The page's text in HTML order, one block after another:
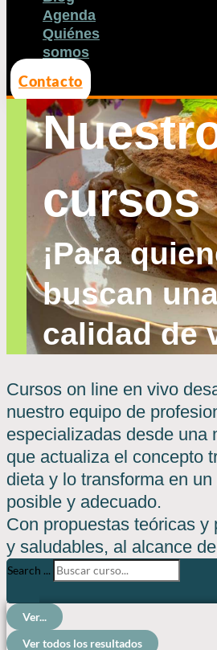
Agenda
Quiénes
somos
Contacto
cursos
¡Para
buscan
calidad de
Cursos on line en vivo
nuestro equipo de
especializadas desde una
que actualiza el concepto
dieta y lo transforma en
posible y adecuado.
Con propuestas teóricas y
y saludables, al alcance
Search ...
Ver...
Ver todos los resultados